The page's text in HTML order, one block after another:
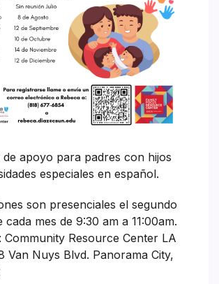
apoyo para padres con hijos
especiales en español.
son presenciales el segundo
cada mes de 9:30 am a 11:00am.
Community Resource Center LA
Van Nuys Blvd. Panorama City,